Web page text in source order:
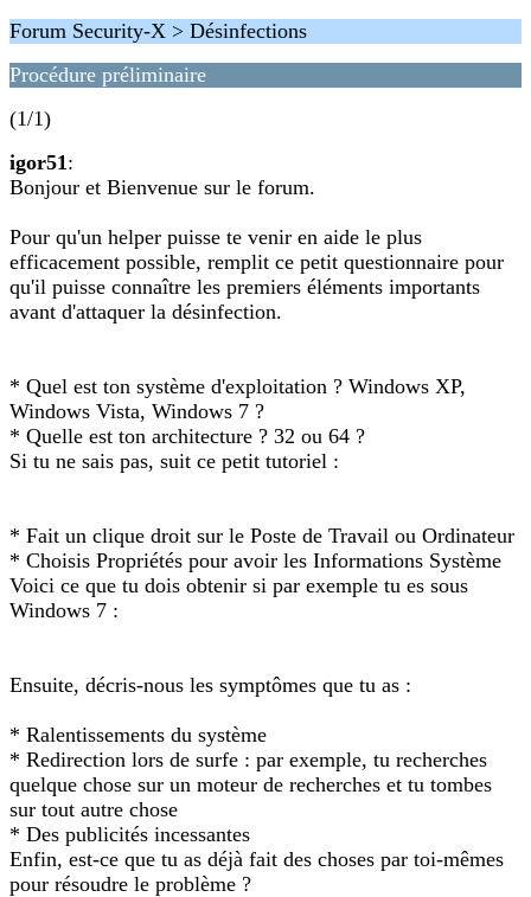
Forum Security-X > Désinfections
Procédure préliminaire
(1/1)
igor51:
Bonjour et Bienvenue sur le forum.
Pour qu'un helper puisse te venir en aide le plus
efficacement possible, remplit ce petit questionnaire pour
qu'il puisse connaître les premiers éléments importants
avant d'attaquer la désinfection.
* Quel est ton système d'exploitation ? Windows XP,
Windows Vista, Windows 7 ?
* Quelle est ton architecture ? 32 ou 64 ?
Si tu ne sais pas, suit ce petit tutoriel :
* Fait un clique droit sur le Poste de Travail ou Ordinateur
* Choisis Propriétés pour avoir les Informations Système
Voici ce que tu dois obtenir si par exemple tu es sous
Windows 7 :
Ensuite, décris-nous les symptômes que tu as :
* Ralentissements du système
* Redirection lors de surfe : par exemple, tu recherches
quelque chose sur un moteur de recherches et tu tombes
sur tout autre chose
* Des publicités incessantes
Enfin, est-ce que tu as déjà fait des choses par toi-mêmes
pour résoudre le problème ?